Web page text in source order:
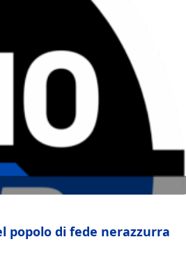
popolo di fede nerazzurra